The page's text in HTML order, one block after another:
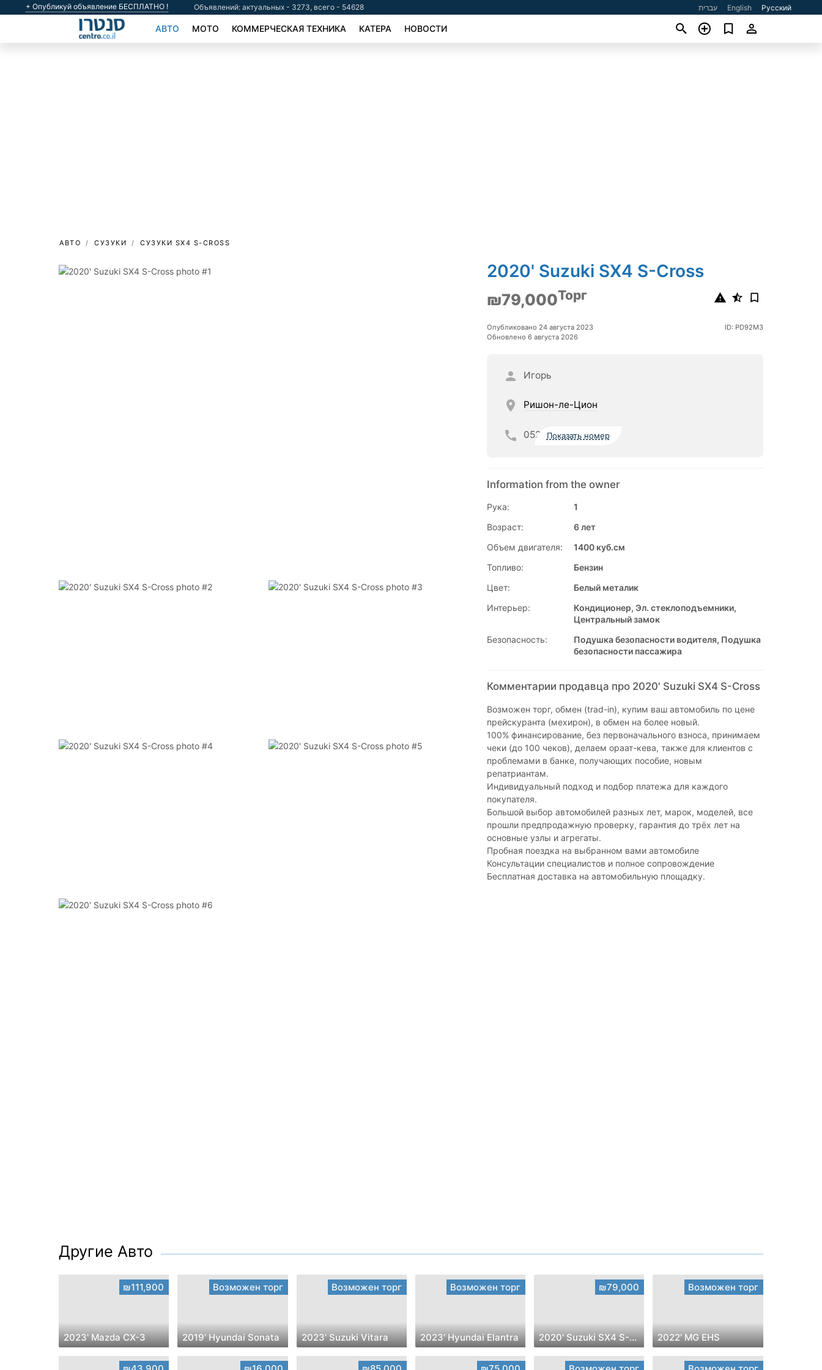
+ Опубликуй объявление БЕСПЛАТНО ! Объявлений: актуальных - 3273, всего - 54628 עברית English Русский
АВТО МОТО КОММЕРЧЕСКАЯ ТЕХНИКА КАТЕРА НОВОСТИ
АВТО СУЗУКИ СУЗУКИ SX4 S-CROSS
2020' Suzuki SX4 S-Cross
₪79,000Торг
Опубликовано 24 августа 2023
Обновлено 6 августа 2026
ID: PD92M3
Игорь
Ришон-ле-Цион
052 Показать номер
Information from the owner
Рука:
1
Возраст:
6 лет
Объем двигателя:
1400 куб.см
Топливо:
Бензин
Цвет:
Белый металик
Интерьер:
Кондиционер, Эл. стеклоподъемники,
Центральный замок
Безопасность:
Подушка безопасности водителя, Подушка
безопасности пассажира
Комментарии продавца про 2020' Suzuki SX4 S-Cross
Возможен торг, обмен (trad-in), купим ваш автомобиль по цене
прейскуранта (мехирон), в обмен на более новый.
100% финансирование, без первоначального взноса, принимаем
чеки (до 100 чеков), делаем ораат-кева, также для клиентов с
проблемами в банке, получающих пособие, новым
репатриантам.
Индивидуальный подход и подбор платежа для каждого
покупателя.
Большой выбор автомобилей разных лет, марок, моделей, все
прошли предпродажную проверку, гарантия до трёх лет на
основные узлы и агрегаты.
Пробная поездка на выбранном вами автомобиле
Консультации специалистов и полное сопровождение
Бесплатная доставка на автомобильную площадку.
Другие Авто
₪111,900
2023' Mazda CX-3
Возможен торг
2019' Hyundai Sonata
Возможен торг
2023' Suzuki Vitara
Возможен торг
2023' Hyundai Elantra
₪79,000
2020' Suzuki SX4 S-Cross
Возможен торг
2022' MG EHS